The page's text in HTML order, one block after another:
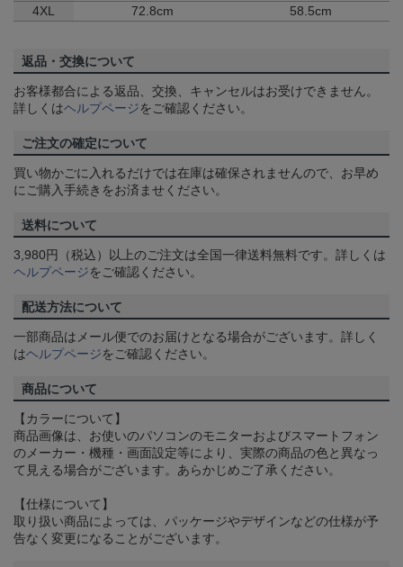
4XL
72.8cm 58.5cm
返品・交換について
お客様都合による返品、交換、キャンセルはお受けできません。
詳しくはヘルプページをご確認ください。
ご注文の確定について
買い物かごに入れるだけでは在庫は確保されませんので、お早め
にご購入手続きをお済ませください。
送料について
3,980円（税込）以上のご注文は全国一律送料無料です。詳しくは
ヘルプページをご確認ください。
配送方法について
一部商品はメール便でのお届けとなる場合がございます。詳しく
はヘルプページをご確認ください。
商品について
【カラーについて】
商品画像は、お使いのパソコンのモニターおよびスマートフォン
のメーカー・機種・画面設定等により、実際の商品の色と異なっ
て見える場合がございます。あらかじめご了承ください。
【仕様について】
取り扱い商品によっては、パッケージやデザインなどの仕様が予
告なく変更になることがございます。